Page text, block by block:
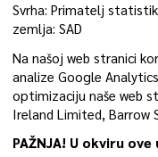
Svrha: Primatelj
zemlja: SAD
Na našoj web stranici
analize Google
optimizaciju naše web
Ireland Limited, Barrow
PAŽNJA! U okviru